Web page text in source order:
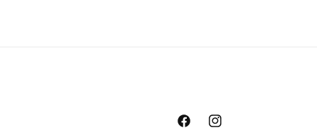
FacebookInstagram